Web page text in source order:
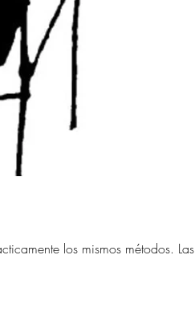
los mismos métodos. Las